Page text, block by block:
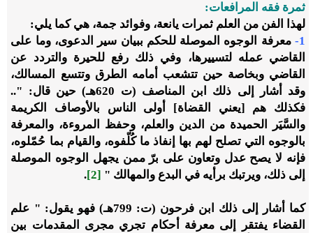
ثمرة فقه المرافعات:
لهذا الفن من العلم ثمرات يانعة، وفوائد جمة، هي كما يلي:
1-
معرفة الوجوه الموصلة للحكم ببيان سير الدعوى، وما على
القاضي عمله لتسييرها، وفي ذلك رفع للحيرة والتردد عن
القاضي وبخاصة حين تتشعب أمامه الطرق وتتسع المسالك،
وقد أشار إلى ذلك ابن المناصف (ت 620هـ) حين قال: "..
فكذلك هم [يعني القضاة] أولى الناس بالأوصاف الكريمة
والسَّيَر الحميدة من الدين والعلم، وحفظ المروءة، والمعرفة
بالوجوه التي تصلح لهم بها إنفاذ ما كُلّفوه، والقيام بما حُمّلوه،
فإنه لا يصح عدل وتعاون على برّ ممن يجهل الوجوه الموصلة
إلى ذلك، ويرتبك برأيه في البدع والمهالك " [2]
.
كما أشار إلى ذلك ابن فرحون (ت: 799هـ) فهو يقول: " علم
القضاء يفتقر إلى معرفة أحكام تجري مجرى المقدمات بين